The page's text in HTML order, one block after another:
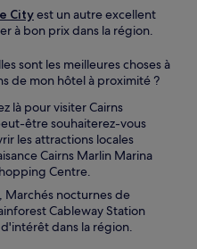
Cityest un autre excellent
à bon prix dans la région.
sont les meilleures choses à
de mon hôtel à proximité ?
là pour visiter Cairns
être souhaiterez-vous
les attractions locales
Cairns Marlin Marina
Centre.
Marchés nocturnes de
Cableway Station
dans la région.